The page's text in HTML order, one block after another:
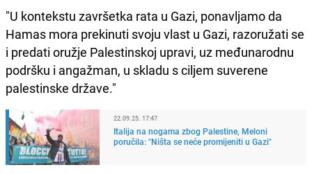
"U kontekstu završetka rata u Gazi, ponavljamo da
Hamas mora prekinuti svoju vlast u Gazi, razoružati se
i predati oružje Palestinskoj upravi, uz međunarodnu
podršku i angažman, u skladu s ciljem suverene
palestinske države."
22.09.25. 17:47
Italija na nogama zbog Palestine, Meloni
poručila: "Ništa se neće promijeniti u Gazi"